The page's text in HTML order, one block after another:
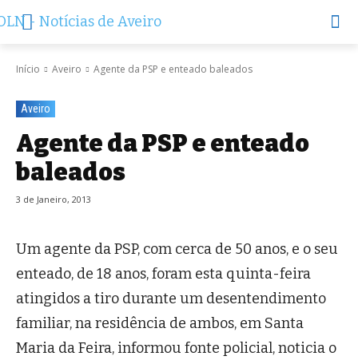
Início Aveiro Agente da PSP e enteado baleados
Aveiro
Agente da PSP e enteado
baleados
3 de Janeiro, 2013
Um agente da PSP, com cerca de 50 anos, e o seu
enteado, de 18 anos, foram esta quinta-feira
atingidos a tiro durante um desentendimento
familiar, na residência de ambos, em Santa
Maria da Feira, informou fonte policial, noticia o